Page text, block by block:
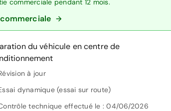
commerciale pendant 12 mois.
du véhicule en centre de
à jour
dynamique (essai sur route)
technique effectué le : 04/06/2026